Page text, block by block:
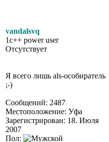
vandalsvq
1c++ power user
Отсутствует
Я всего лишь als-особиратель
;-)
Сообщений: 2487
Местоположение: Уфа
Зарегистрирован: 18. Июля
2007
Пол: